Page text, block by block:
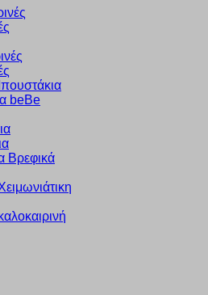
beBe
Βρεφικά